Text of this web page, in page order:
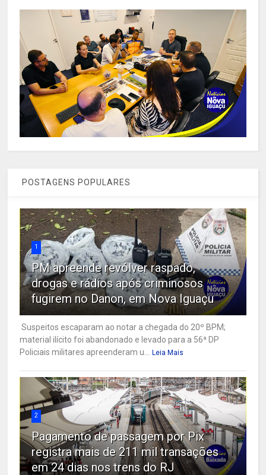
POSTAGENS POPULARES
1
PM apreende revólver raspado,
drogas e rádios após criminosos
fugirem no Danon, em Nova Iguaçu
Suspeitos escaparam ao notar a chegada do 20º BPM;
material ilícito foi abandonado e levado para a 56ª DP
Policiais militares apreenderam u...
Leia Mais
2
Pagamento de passagem por Pix
registra mais de 211 mil transações
em 24 dias nos trens do RJ